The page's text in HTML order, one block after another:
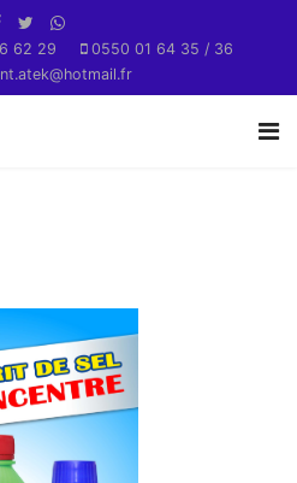
62 29
0550 01 64 35 / 36